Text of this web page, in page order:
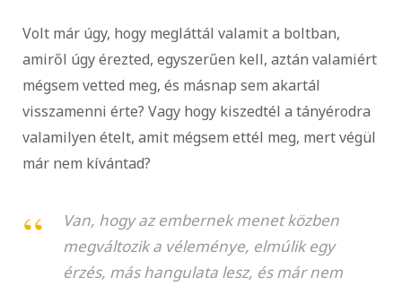
Volt már úgy, hogy megláttál valamit a boltban,
amiről úgy érezted, egyszerűen kell, aztán valamiért
mégsem vetted meg, és másnap sem akartál
visszamenni érte? Vagy hogy kiszedtél a tányérodra
valamilyen ételt, amit mégsem ettél meg, mert végül
már nem kívántad?
Van, hogy az embernek menet közben
megváltozik a véleménye, elmúlik egy
érzés, más hangulata lesz, és már nem